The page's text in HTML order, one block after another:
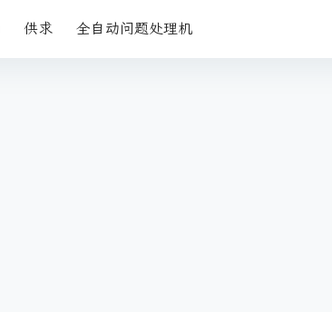
供求 全自动问题处理机